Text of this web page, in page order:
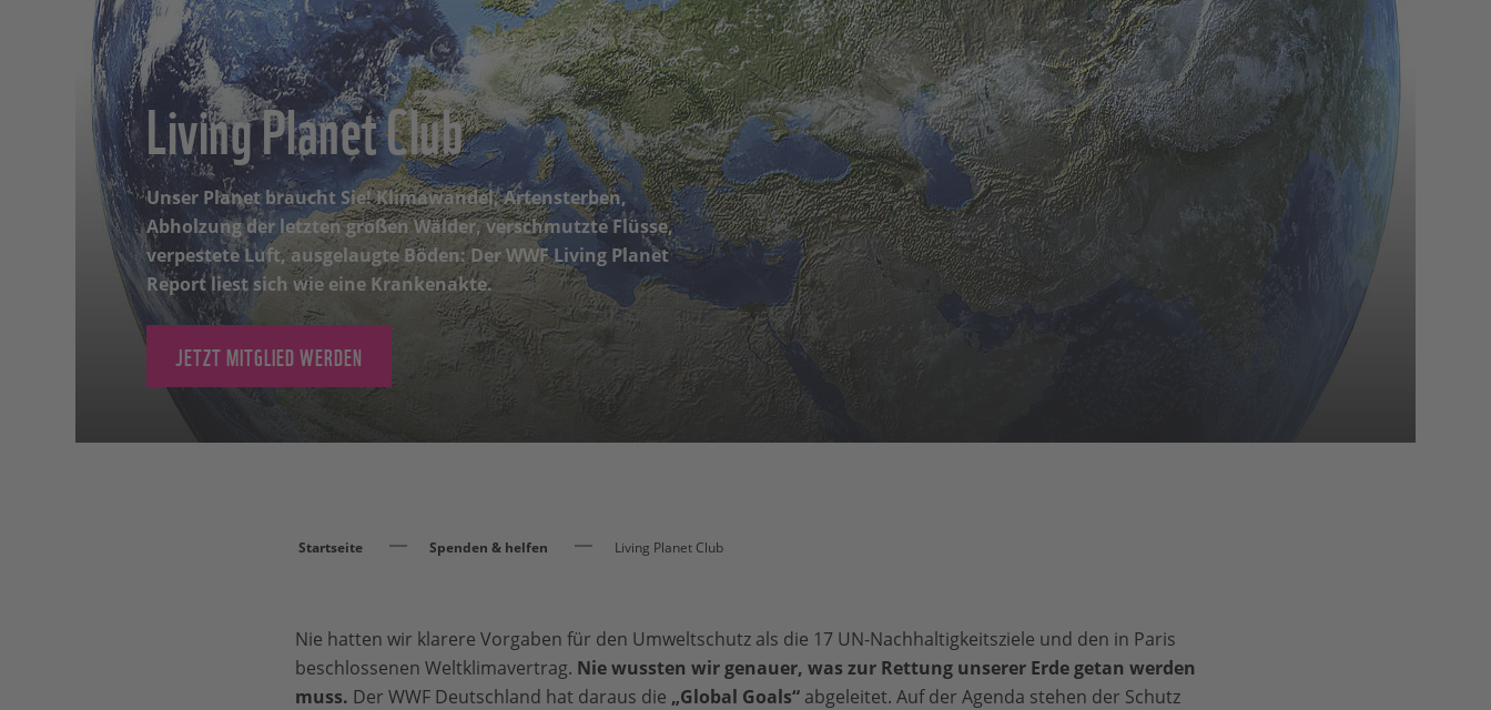
Living Planet Club
Unser Planet braucht Sie! Klimawandel, Artensterben,
Abholzung der letzten großen Wälder, verschmutzte Flüsse,
verpestete Luft, ausgelaugte Böden: Der WWF Living Planet
Report liest sich wie eine Krankenakte.
JETZT MITGLIED WERDEN
Startseite Spenden & helfen Living Planet Club
Nie hatten wir klarere Vorgaben für den Umweltschutz als die 17 UN-Nachhaltigkeitsziele und den in Paris
beschlossenen Weltklimavertrag. Nie wussten wir genauer, was zur Rettung unserer Erde getan werden
muss. Der WWF Deutschland hat daraus die „Global Goals“abgeleitet. Auf der Agenda stehen der Schutz